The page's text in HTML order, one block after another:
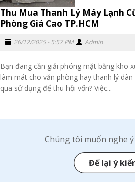
Thu Mua Thanh Lý Máy Lạnh
Phòng Giá Cao TP.HCM
26/12/2025 - 5:57 PM Admin
Bạn đang cần giải phóng mặt bằng kho
làm mát cho văn phòng hay thanh lý
qua sử dụng để thu hồi vốn? Việc...
Chúng tôi muốn nghe
Để lại ý